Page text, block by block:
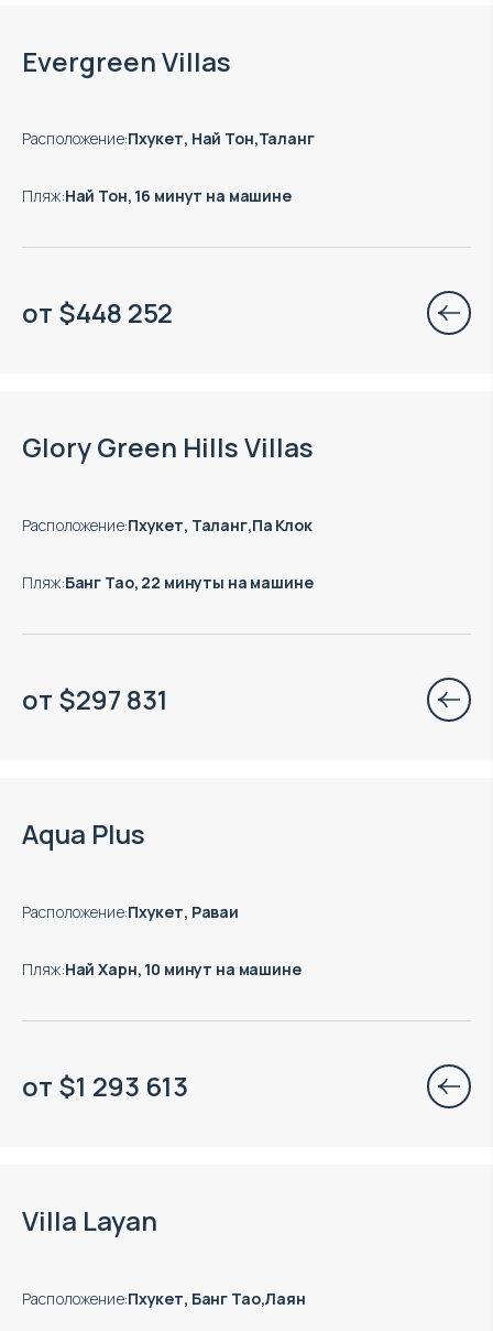
Evergreen Villas
Расположение:Пхукет, Най Тон,Таланг
Пляж:Най Тон, 16 минут на машине
от $448 252
Glory Green Hills Villas
Расположение:Пхукет, Таланг,Па Клок
Пляж:Банг Тао, 22 минуты на машине
от $297 831
Aqua Plus
Расположение:Пхукет, Раваи
Пляж:Най Харн, 10 минут на машине
от $1 293 613
Villa Layan
Расположение:Пхукет, Банг Тао,Лаян